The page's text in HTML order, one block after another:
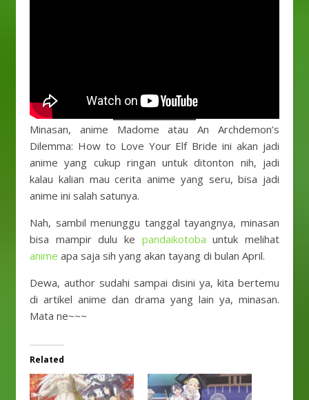
Minasan, anime Madome atau An Archdemon’s
Dilemma: How to Love Your Elf Bride ini akan jadi
anime yang cukup ringan untuk ditonton nih, jadi
kalau kalian mau cerita anime yang seru, bisa jadi
anime ini salah satunya.
Nah, sambil menunggu tanggal tayangnya, minasan
bisa mampir dulu ke pandaikotoba untuk melihat
anime apa saja sih yang akan tayang di bulan April.
Dewa, author sudahi sampai disini ya, kita bertemu
di artikel anime dan drama yang lain ya, minasan.
Mata ne~~~
Related